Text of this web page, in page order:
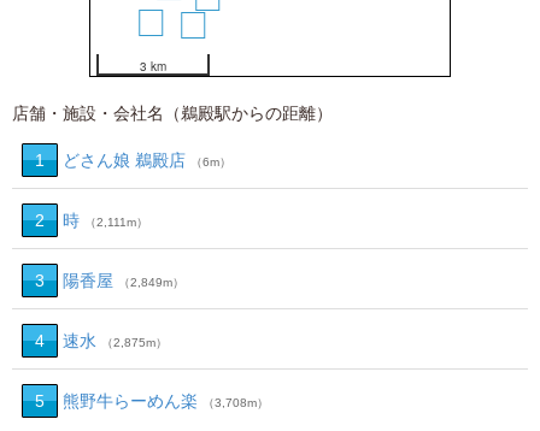
3 km
店舗・施設・会社名（鵜殿駅からの距離）
1 どさん娘 鵜殿店 （6m）
2 時 （2,111m）
3 陽香屋 （2,849m）
4 速水 （2,875m）
5 熊野牛らーめん楽 （3,708m）